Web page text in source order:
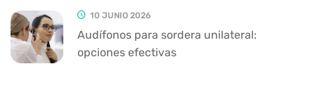
10 JUNIO 2026
Audífonos para sordera unilateral:
opciones efectivas